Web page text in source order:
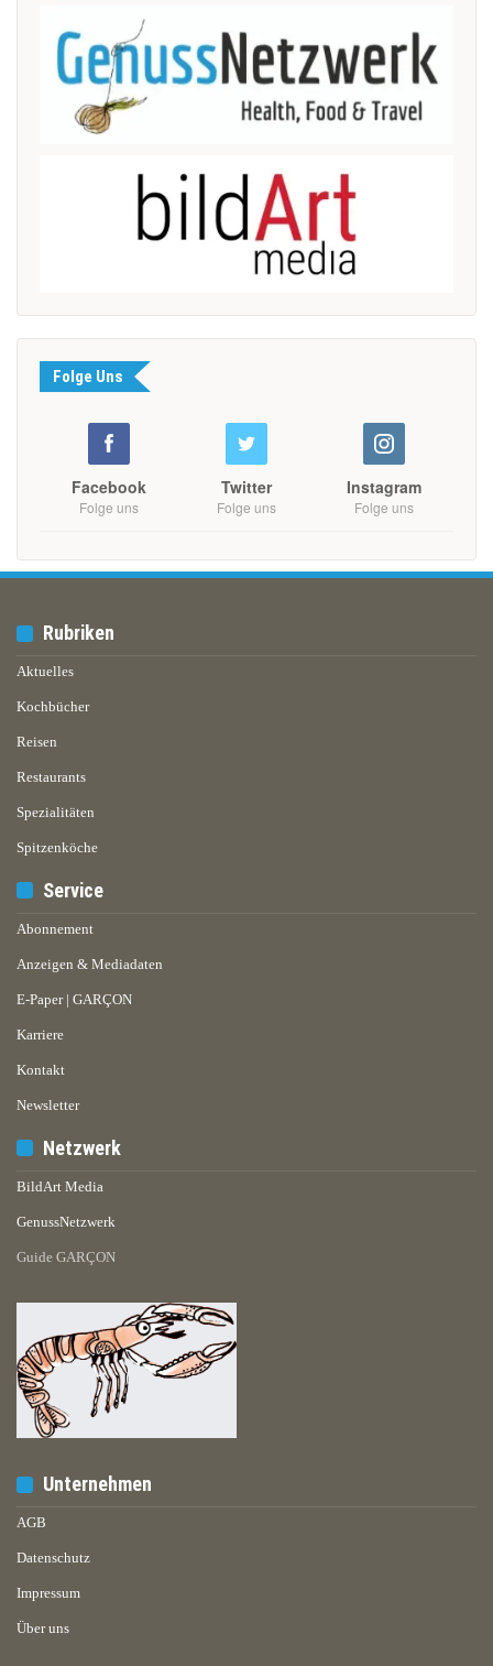
Folge Uns
Facebook
Folge uns
Twitter
Folge uns
Instagram
Folge uns
Rubriken
Aktuelles
Kochbücher
Reisen
Restaurants
Spezialitäten
Spitzenköche
Service
Abonnement
Anzeigen & Mediadaten
E-Paper | GARÇON
Karriere
Kontakt
Newsletter
Netzwerk
BildArt Media
GenussNetzwerk
Guide GARÇON
Unternehmen
AGB
Datenschutz
Impressum
Über uns